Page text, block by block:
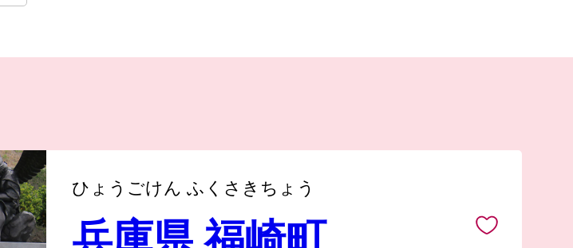
ひょうごけん ふくさきちょう
兵庫県 福崎町